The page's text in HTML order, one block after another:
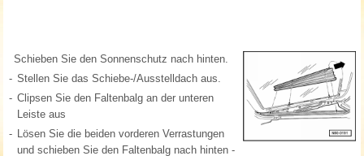
Schieben Sie den Sonnenschutz nach hinten.
- Stellen Sie das Schiebe-/Ausstelldach aus.
- Clipsen Sie den Faltenbalg an der unteren
Leiste aus
- Lösen Sie die beiden vorderen Verrastungen
und schieben Sie den Faltenbalg nach hinten -